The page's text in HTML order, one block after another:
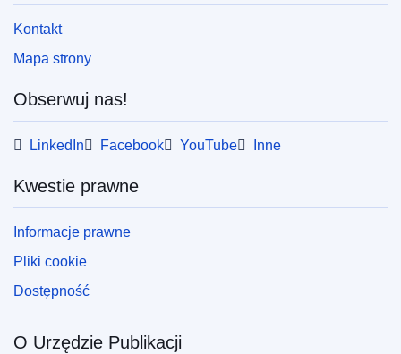
Kontakt
Mapa strony
Obserwuj nas!
LinkedIn Facebook YouTube Inne
Kwestie prawne
Informacje prawne
Pliki cookie
Dostępność
O Urzędzie Publikacji